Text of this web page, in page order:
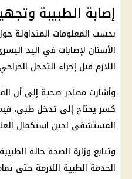
إصابة الطبيبة
بحسب المعلومات المتداولة
الأسنان لإصابات في اليد
اللازم قبل إجراء التدخل
وأشارت مصادر صحية إلى أن
كسر يحتاج إلى تدخل طبي،
المستشفى لحين استكمال
وتتابع وزارة الصحة حالة
الخدمة الطبية اللازمة حتى